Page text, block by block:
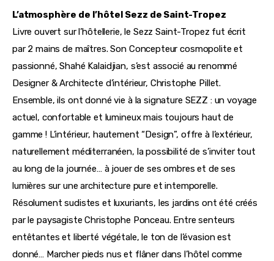
L’atmosphère de l’hôtel Sezz de Saint-Tropez
Livre ouvert sur l’hôtellerie, le Sezz Saint-Tropez fut écrit
par 2 mains de maîtres. Son Concepteur cosmopolite et
passionné, Shahé Kalaidjian, s’est associé au renommé
Designer & Architecte d’intérieur, Christophe Pillet.
Ensemble, ils ont donné vie à la signature SEZZ : un voyage
actuel, confortable et lumineux mais toujours haut de
gamme ! L’intérieur, hautement “Design”, offre à l’extérieur,
naturellement méditerranéen, la possibilité de s’inviter tout
au long de la journée… à jouer de ses ombres et de ses
lumières sur une architecture pure et intemporelle.
Résolument sudistes et luxuriants, les jardins ont été créés
par le paysagiste Christophe Ponceau. Entre senteurs
entêtantes et liberté végétale, le ton de l’évasion est
donné… Marcher pieds nus et flâner dans l’hôtel comme